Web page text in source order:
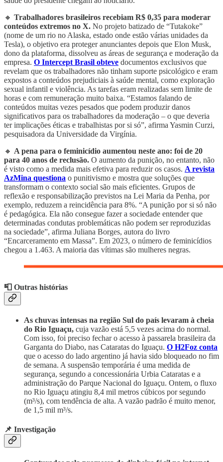
🔸 Trabalhadores brasileiros recebiam R$ 0,35 para moderar
conteúdos extremos no X. No projeto batizado de “Tutakoke”
(nome de um rio no Alaska, estado onde estão várias unidades da
Tesla), o objetivo era proteger anunciantes depois que Elon Musk,
dono da plataforma, dissolveu as áreas de segurança e moderação da
empresa. O Intercept Brasil obteve documentos exclusivos que
revelam que os trabalhadores não tinham suporte psicológico e eram
expostos a conteúdos prejudiciais à saúde mental, como exploração
sexual infantil e violência. As tarefas eram realizadas sem limite de
horas e com remuneração muito baixa. “Estamos falando de
conteúdos muitas vezes pesados que podem produzir danos
significativos para os trabalhadores da moderação – o que deveria
ter implicações éticas e trabalhistas por si só”, afirma Yasmin Curzi,
pesquisadora da Universidade da Virgínia.
🔸 A pena para o feminicídio aumentou neste ano: foi de 20
para 40 anos de reclusão. O aumento da punição, no entanto, não
é visto como a medida mais efetiva para reduzir os casos. A revista
AzMina questiona o punitivismo e mostra que soluções que
transformam o contexto social são mais eficientes. Grupos de
reflexão e responsabilização previstos na Lei Maria da Penha, por
exemplo, reduzem a reincidência para 8%. “A punição por si só não
é pedagógica. Ela não consegue fazer a sociedade entender que
determinadas condutas problemáticas não podem ser reproduzidas
na sociedade”, afirma Juliana Borges, autora do livro
“Encarceramento em Massa”. Em 2023, o número de feminicídios
chegou a 1.463. A maioria das vítimas são mulheres negras.
📮 Outras histórias
As chuvas intensas na região Sul do país levaram à cheia
do Rio Iguaçu, cuja vazão está 5,5 vezes acima do normal.
Com isso, foi preciso fechar o acesso à passarela brasileira da
Garganta do Diabo, nas Cataratas do Iguaçu. O H2Foz conta
que o acesso do lado argentino já havia sido bloqueado no fim
de semana. A suspensão temporária é uma medida de
segurança, segundo a concessionária Urbia Cataratas e a
administração do Parque Nacional do Iguaçu. Ontem, o fluxo
no Rio Iguaçu atingiu 8,4 mil metros cúbicos por segundo
(m³/s), com tendência de alta. A vazão padrão é muito menor,
de 1,5 mil m³/s.
📌 Investigação